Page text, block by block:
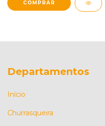
Departamentos
Início
Churrasqueira